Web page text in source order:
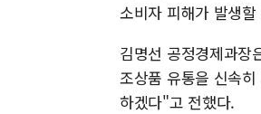
소비자 피해가 발생
김명선 공정경제과장
조상품 유통을 신속
하겠다"고 전했다.